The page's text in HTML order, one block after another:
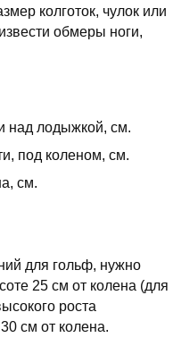
колготок, чулок или
обмеры ноги,
над лодыжкой, см.
под коленом, см.
см.
для гольф, нужно
25 см от колена (для
роста
см от колена.